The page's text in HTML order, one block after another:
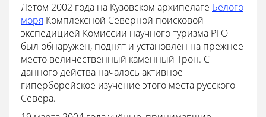
Летом 2002 года на Кузовском архипелаге Белого
моря Комплексной Северной поисковой
экспедицией Комиссии научного туризма РГО
был обнаружен, поднят и установлен на прежнее
место величественный каменный Трон. С
данного действа началось активное
гиперборейское изучение этого места русского
Севера.